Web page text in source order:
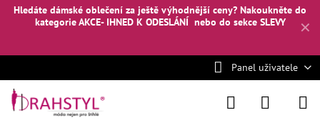
✕
Hledáte dámské oblečení za ještě výhodnější ceny? Nakoukněte do
kategorie AKCE- IHNED K ODESLÁNÍ nebo do sekce SLEVY
Panel uživatele